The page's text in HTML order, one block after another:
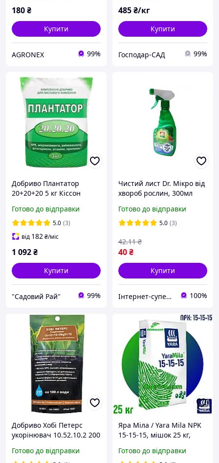
180₴
Купити
AGRONEX 99%
485₴/кг
Купити
Господар-САД 99%
Добриво Плантатор
20+20+20 5 кг Кіссон
Готово до відправки
5.0 (3)
від 182₴/міс
1 092₴
Купити
"Садовий Рай" 99%
Чистий лист Dr. Мікро від
хвороб рослин, 300мл
Готово до відправки
5.0 (3)
40₴
42.11 ₴
Купити
Інтернет-супермаркет 7 СОТОК 100%
Добриво Хобі Петерс
укорінювач 10.52.10.2 200
Готово до відправки
Яра Міла / Yara Mila NPK
15-15-15, мішок 25 кг,
Нітроамофоска
Готово до відправки